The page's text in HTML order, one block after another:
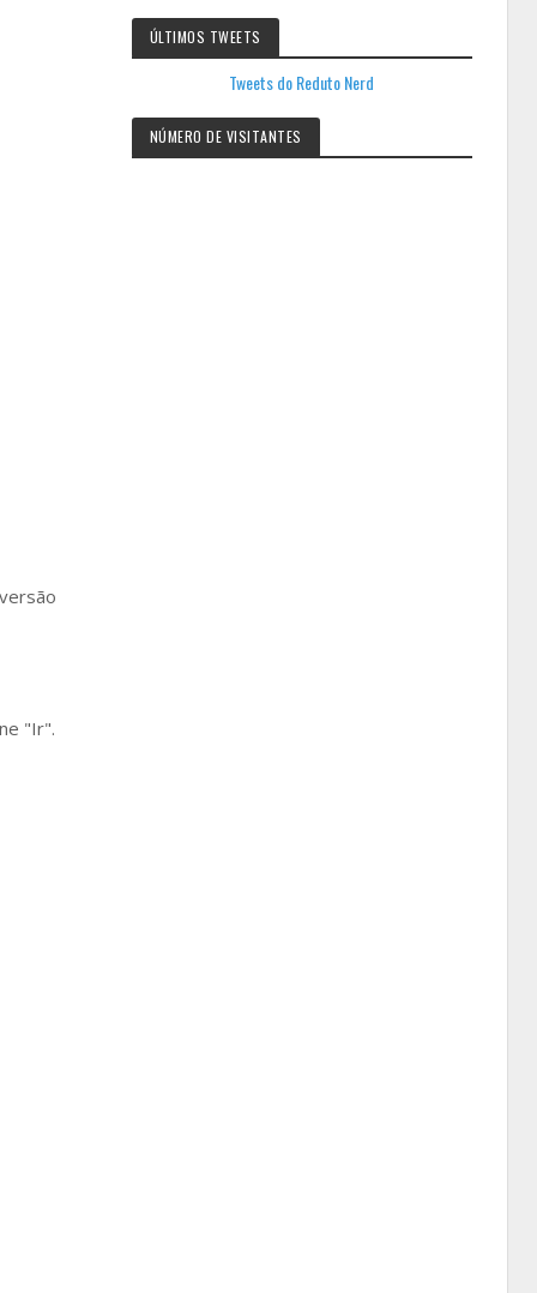
"Ir".
ÚLTIMOS TWEETS
Tweets do Reduto Nerd
NÚMERO DE VISITANTES